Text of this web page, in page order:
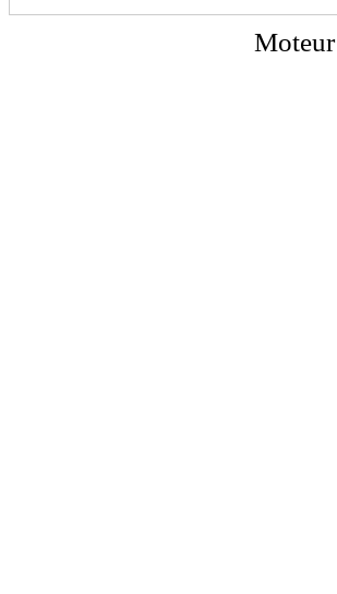
Moteur